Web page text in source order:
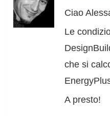
Ciao
Le
che si
A presto!